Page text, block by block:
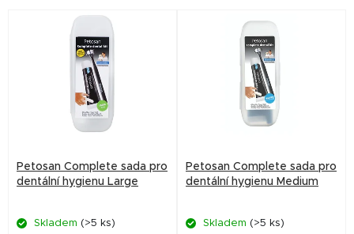
o
Petosan Complete sada pro
dentální hygienu Large
Skladem (>5 ks)
Petosan Complete sada pro
dentální hygienu Medium
Skladem (>5 ks)